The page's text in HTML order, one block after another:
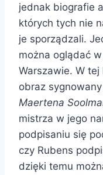
jednak biografie
których tych nie
je sporządzali.
można oglądać
Warszawie. W
obraz
Maertena
mistrza w jego
podpisaniu się
czy Rubens
dzięki temu